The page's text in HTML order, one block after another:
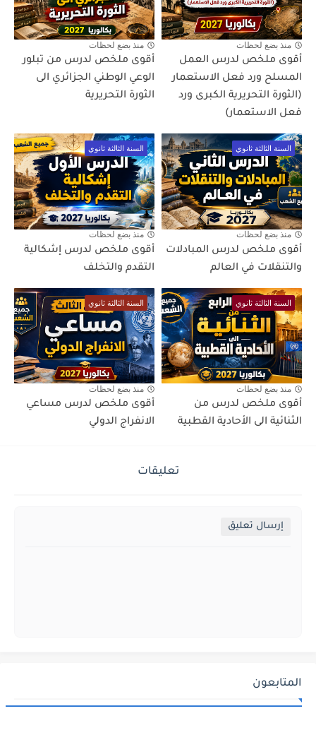
منذ بضع لحظات
أقوى ملخص لدرس العمل
المسلح ورد فعل الاستعمار
(الثورة التحريرية الكبرى ورد
فعل الاستعمار)
منذ بضع لحظات
أقوى ملخص لدرس من تبلور
الوعي الوطني الجزائري الى
الثورة التحريرية
السنة الثالثة ثانوي
منذ بضع لحظات
أقوى ملخص لدرس المبادلات
والتنقلات في العالم
السنة الثالثة ثانوي
منذ بضع لحظات
أقوى ملخص لدرس إشكالية
التقدم والتخلف
السنة الثالثة ثانوي
منذ بضع لحظات
أقوى ملخص لدرس من
الثنائية الى الأحادية القطبية
السنة الثالثة ثانوي
منذ بضع لحظات
أقوى ملخص لدرس مساعي
الانفراج الدولي
تعليقات
إرسال تعليق
المتابعون